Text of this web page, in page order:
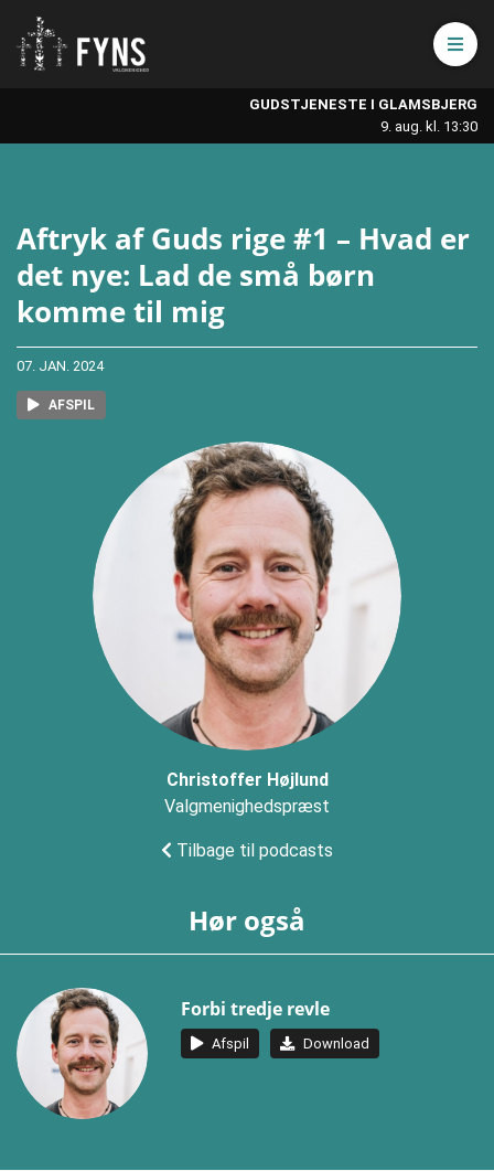
GUDSTJENESTE I GLAMSBJERG
9. aug. kl. 13:30
Åbn
Christoffer Højlund
Valgmenighedspræst
Tilbage til podcasts
Aftryk af Guds rige #1 – Hvad er
det nye: Lad de små børn
komme til mig
07. JAN. 2024
AFSPIL
Hør også
Forbi tredje revle
Afspil Download